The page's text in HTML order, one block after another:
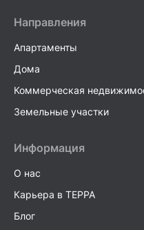
Направления
Апартаменты
Дома
Коммерческая
Земельные участки
Информация
О нас
Карьера в TEPPA
Блог